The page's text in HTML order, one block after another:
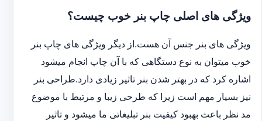
ویژگی های اصلی چاپ بنر خوب چیست؟
ویژگی های بنر جنس آن هست.از دیگر ویژگی های چاپ بنر
خوب میتوان به نوع دستگاهی که با آن چاپ انجام میشود
اشاره کرد که در بهتر شدن بنر تاثیر زیادی دارد.طراحی بنر
نیز بسیار مهم است زیرا که طرحی زیبا و مرتبط با موضوع
مد نظر باعث بهبود کیفیت بنر تبلیغاتی ما میشود و تاثیر